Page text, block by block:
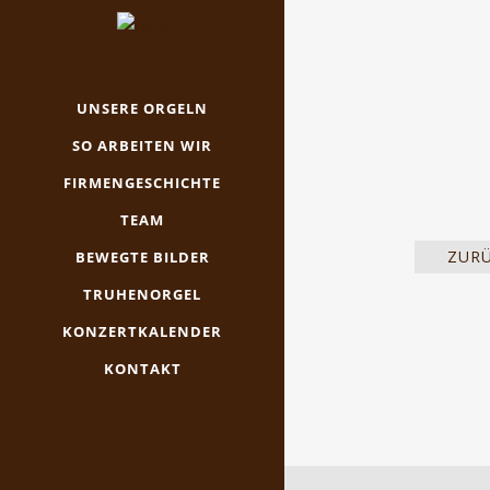
UNSERE ORGELN
SO ARBEITEN WIR
FIRMENGESCHICHTE
TEAM
BEWEGTE BILDER
TRUHENORGEL
KONZERTKALENDER
KONTAKT